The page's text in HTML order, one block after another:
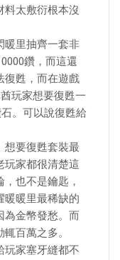
料太敷衍根本沒
暖里抽齊一套非
鑽，而這還
復甦，而在遊戲
玩家想要復甦一
。可以說復甦給
想要復甦套裝最
玩家都很清楚這
也不是鑰匙，
暖暖里最稀缺的
為金幣發愁。而
百萬之多。
玩家塞牙縫都不